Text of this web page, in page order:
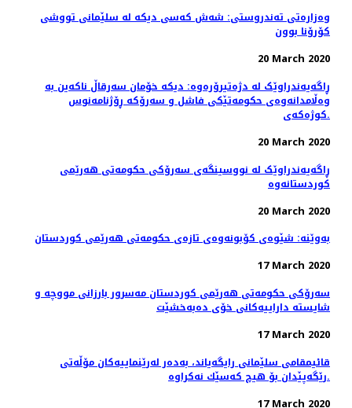
وەزارەتی تەندروستی: شەش كەسی دیكە لە سلێمانی تووشی
كۆرۆنا بوون
20 March 2020
ڕاگەیەندراوێک لە دژەتیرۆرەوە: دیکە خۆمان سەرقاڵ ناکەین بە
وەڵامدانەوەی حکومەتێکی فاشل و سەرۆکە ڕۆژنامەنوس
کوژەکەی.
20 March 2020
ڕاگەیەندراوێک لە نووسینگەی سەرۆکی حکومەتی هەرێمی
کوردستانەوە
20 March 2020
بەوێنە: شێوەی کۆبونەوەی تازەی حکومەتی هەرێمی کوردستان
17 March 2020
سەرۆکی حکومەتی هەرێمی کوردستان مەسرور بارزانی مووچە و
شایستە داراییەکانی خۆی دەبەخشێت
17 March 2020
قائیمقامی سلێمانی رایگه‌یاند، به‌ده‌ر له‌رێنماییه‌كان مۆڵه‌تی
رێگه‌پێدان بۆ هیچ كه‌سێك نه‌كراوه‌.
17 March 2020